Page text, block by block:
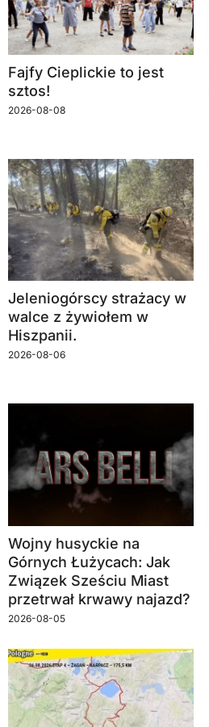
Fajfy Cieplickie to jest
sztos!
2026-08-08
Jeleniogórscy strażacy w
walce z żywiołem w
Hiszpanii.
2026-08-06
Wojny husyckie na
Górnych Łużycach: Jak
Związek Sześciu Miast
przetrwał krwawy najazd?
2026-08-05